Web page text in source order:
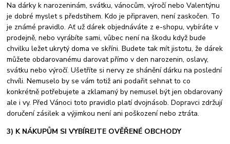
Na dárky k narozeninám, svátku, vánocům, výročí nebo Valentýnu
je dobré myslet s předstihem. Kdo je připraven, není zaskočen. To
je známé pravidlo. Ať už dárek objednáváte z e-shopu, vybíráte v
prodejně, nebo vyrábíte sami, vůbec není na škodu když bude
chvilku ležet ukrytý doma ve skříni. Budete tak mít jistotu, že dárek
můžete obdarovanému darovat přímo v den narozenin, oslavy,
svátku nebo výročí. Ušetříte si nervy ze shánění dárku na poslední
chvíli. Nemuselo by se vám totiž ani podařit sehnat to co
konkrétně potřebujete a zklamaný by nemusel být jen obdarovaný
ale i vy. Před Vánoci toto pravidlo platí dvojnásob. Dopravci zdržují
doručení zásilek a výjimkou není ani poškození nebo ztráta.
3) K NÁKUPŮM SI VYBÍREJTE OVĚŘENÉ OBCHODY